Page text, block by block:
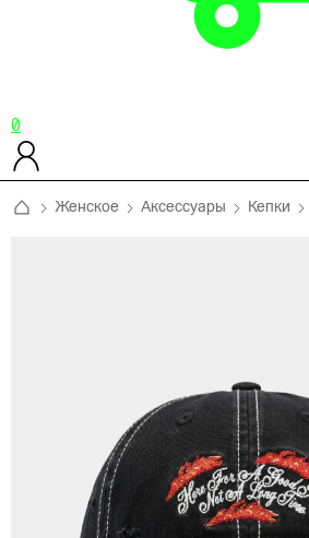
0
Женское Аксессуары Кепки